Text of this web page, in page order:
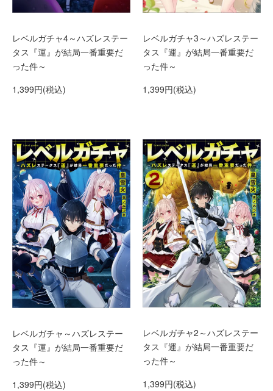
レベルガチャ4～ハズレステー
タス『運』が結局一番重要だ
った件～
1,399円(税込)
レベルガチャ3～ハズレステー
タス『運』が結局一番重要だ
った件～
1,399円(税込)
レベルガチャ～ハズレステー
タス『運』が結局一番重要だ
った件～
1,399円(税込)
レベルガチャ2～ハズレステー
タス『運』が結局一番重要だ
った件～
1,399円(税込)